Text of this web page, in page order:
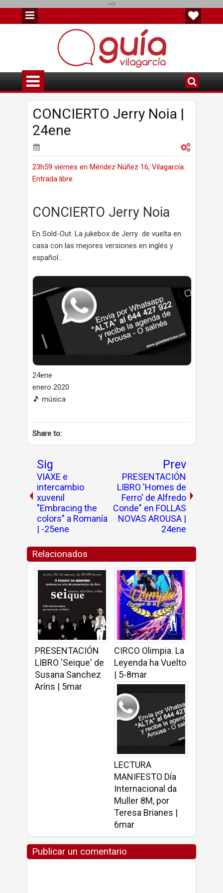
-->
CONCIERTO Jerry Noia |
24ene
23h59 viernes en Méndez Núñez 16, Vilagarcía.
Entrada libre.
CONCIERTO Jerry Noia
En Sold-Out. La jukebox de Jerry de vuelta en
casa con las mejores versiones en inglés y
español...
24ene
enero 2020
🎵 música
Share to:
Sig
VIAXE e
intercambio
xuvenil
"Embracing the
colors" a Romanía
| -25ene
Prev
PRESENTACIÓN
LIBRO 'Homes de
Ferro' de Alfredo
Conde" en FOLLAS
NOVAS AROUSA |
24ene
Relacionados
PRESENTACIÓN
LIBRO 'Seique' de
Susana Sanchez
Aríns | 5mar
CIRCO Olimpia. La
Leyenda ha Vuelto
| 5-8mar
LECTURA
MANIFESTO Día
Internacional da
Muller 8M, por
Teresa Brianes |
6mar
Publicar un comentario